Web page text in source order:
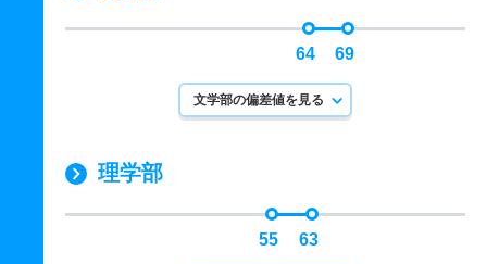
64 69
文学部の偏差値を見る
理学部
55 63